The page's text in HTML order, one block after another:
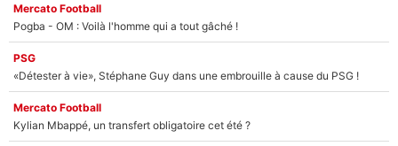
Mercato Football
Pogba - OM : Voilà l'homme qui a tout gâché !
PSG
«Détester à vie», Stéphane Guy dans une embrouille à cause du PSG !
Mercato Football
Kylian Mbappé, un transfert obligatoire cet été ?